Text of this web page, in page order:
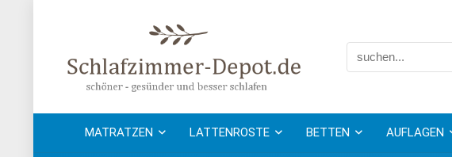
MATRATZEN LATTENROSTE BETTEN AUFLAGEN